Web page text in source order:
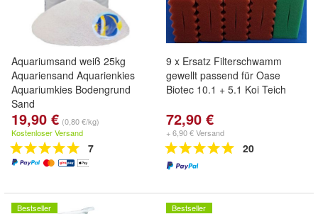
Aquariumsand weiß 25kg
Aquariensand Aquarienkies
Aquariumkies Bodengrund
Sand
19,90 € (0,80 €/kg)
Kostenloser Versand
7
9 x Ersatz Filterschwamm
gewellt passend für Oase
Biotec 10.1 + 5.1 Koi Teich
72,90 €
+ 6,90 € Versand
20
Bestseller Bestseller